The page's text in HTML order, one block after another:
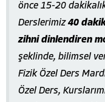
önce 15-20
Derslerimiz40
zihni dinlendiren
şeklinde, bilimsel
Fizik Özel Ders
Özel Ders,